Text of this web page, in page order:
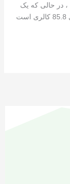
می شود ، در حالی که یک
بخش از هندوانه که وزن آن 286 گرم است ، حاوی 85.8 کالری است